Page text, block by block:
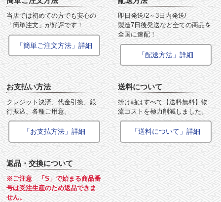
当店では初めての方でも安心の
「簡単注文」が好評です！
「簡単ご注文方法」詳細
即日発送/2～3日内発送/
製造7日後発送など全ての商品を
全国に速配！
「配送方法」詳細
お支払い方法
クレジット決済、代金引換、銀
行振込、各種ご用意。
「お支払方法」詳細
送料について
掛け軸はすべて【送料無料】物
流コストを極力削減しました。
「送料について」詳細
返品・交換について
※ご注意 「S」で始まる商品番
号は受注生産のため返品できま
せん。